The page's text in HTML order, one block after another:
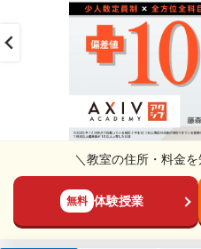
＼教室の住所・料金
無料 体験授業